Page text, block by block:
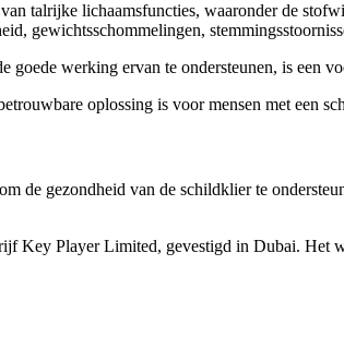
talrijke lichaamsfuncties, waaronder de
gewichtsschommelingen,
goede werking ervan te ondersteunen, is een
oplossing is voor mensen met een
de gezondheid van de schildklier te
Key Player Limited, gevestigd in Dubai. Het